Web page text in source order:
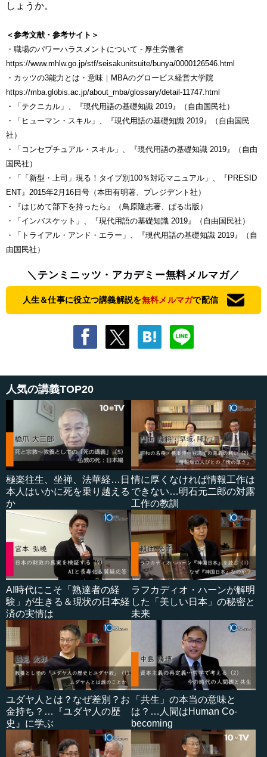
しょうか。
＜参考文献・参考サイト＞
・職場のパワーハラスメントについて - 厚生労働省
https://www.mhlw.go.jp/stf/seisakunitsuite/bunya/0000126546.html
・カッツの3能力とは・意味｜MBAのグロービス経営大学院
https://mba.globis.ac.jp/about_mba/glossary/detail-11747.html
・「テクニカル」、『現代用語の基礎知識 2019』（自由国民社）
・「ヒューマン・スキル」、『現代用語の基礎知識 2019』（自由国民
社）
・「コンセプチュアル・スキル」、『現代用語の基礎知識 2019』（自由
国民社）
・「「新型・上司」現る！タイプ別100％対応マニュアル」、『PRESID
ENT』2015年2月16日号（本田有明著、プレジデント社）
・『はじめて部下を持ったら』（鳥原隆志著、ぱる出版）
・「インバスケット」、『現代用語の基礎知識 2019』（自由国民社）
・「トライアル・アンド・エラー」、『現代用語の基礎知識 2019』（自
由国民社）
＼テンミニッツ・アカデミー無料メルマガ／
人生＆仕事に役立つ講義解説を無料メルマガで配信
人気の講義TOP20
極楽往生、坐禅、法華経…日
本人はいかに死を乗り越える
か
情に厚くなければ情報工作は
できない…明石元二郎の対露
工作の教訓
AI時代にこそ「熟達者の経
験」が生きる＆現状の日本経
済の実情は
ラフカディオ・ハーンが解明
した「美しい日本」の秘密と
未来
ユダヤ人とは？なぜ差別？お
金持ち？…『ユダヤ人の歴
史』に学ぶ
「共生」の本当の意味と
は？…人間はHuman Co-
becoming